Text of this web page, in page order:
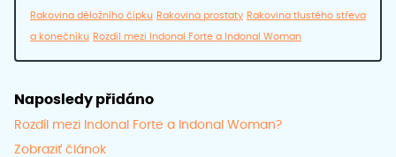
Rakovina děložního čípku Rakovina prostaty Rakovina tlustého střeva
a konečníku Rozdíl mezi Indonal Forte a Indonal Woman
Naposledy přidáno
Rozdíl mezi Indonal Forte a Indonal Woman?
Zobraziť článok